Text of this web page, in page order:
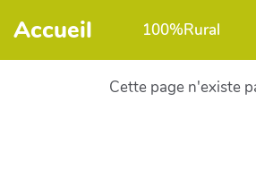
Aller au contenu principal
Accueil 100%Rural
Cette page n'existe